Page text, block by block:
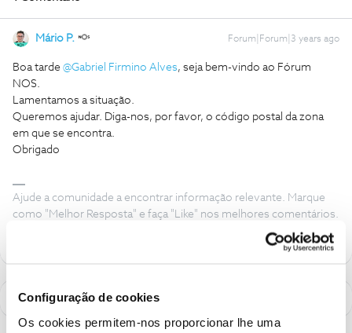
Configuração de cookies
Os cookies permitem-nos proporcionar lhe uma
Mário P. Forum|Forum|3 years ago
Boa tarde @Gabriel Firmino Alves, seja bem-vindo ao Fórum
NOS.
Lamentamos a situação.
Queremos ajudar. Diga-nos, por favor, o código postal da zona
em que se encontra.
Obrigado
Ajude a comunidade a encontrar informação relevante. Marque
como "Melhor Resposta" e faça "Like" nos melhores comentários.